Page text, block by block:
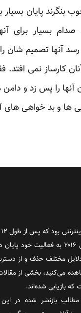
بنگرند پایان بسیار
بسیار برای
آنها تصمیم شان را
کارساز نمی افتد.
آنها را پس زد و دامن
ها و بد خواهی های
۲۵۰۰ شماره، در سال ۲۰۱۶ به
مختلف حذف و از
می‌کنید، بخشی از
که بازیابی شده‌اند.
بازنشر شده در